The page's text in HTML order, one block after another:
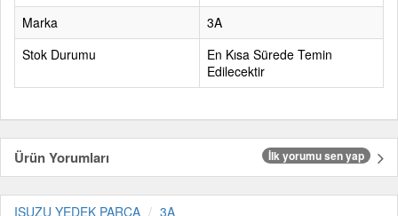
Marka
3A
Stok Durumu
En Kısa Sürede Temin
Edilecektir
Ürün Yorumları İlk yorumu sen yap
ISUZU YEDEK PARÇA 3A